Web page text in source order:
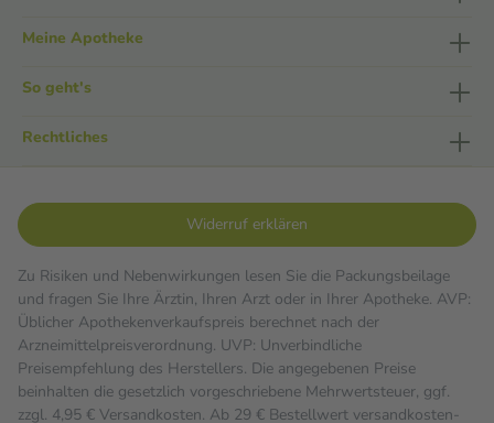
Meine Apotheke
So geht's
Rechtliches
Widerruf erklären
Zu Risiken und Nebenwirkungen lesen Sie die Packungsbeilage
und fragen Sie Ihre Ärztin, Ihren Arzt oder in Ihrer Apotheke. AVP:
Üblicher Apothekenverkaufspreis berechnet nach der
Arzneimittelpreisverordnung. UVP: Unverbindliche
Preisempfehlung des Herstellers. Die angegebenen Preise
beinhalten die gesetzlich vorgeschriebene Mehrwertsteuer, ggf.
zzgl. 4,95 € Versandkosten. Ab 29 € Bestell­wert versand­kosten­